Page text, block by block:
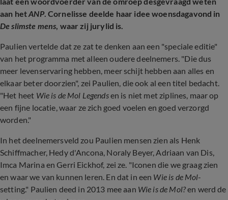
aan hetANP. Cornelisse deelde haar idee woensdagavond in
De slimste mens, waar zij jurylid is.
Paulien vertelde dat ze zat te denken aan een "speciale editie"
van het programma met alleen oudere deelnemers. "Die dus
meer levenservaring hebben, meer schijt hebben aan alles en
elkaar beter doorzien", zei Paulien, die ook al een titel bedacht.
"Het heet Wie is de Mol Legendsen is niet met ziplines, maar op
een fijne locatie, waar ze zich goed voelen en goed verzorgd
worden."
In het deelnemersveld zou Paulien mensen zien als Henk
Schiffmacher, Hedy d'Ancona, Noraly Beyer, Adriaan van Dis,
Imca Marina en Gerri Eickhof, zei ze. "Iconen die we graag zien
en waar we van kunnen leren. En dat in een Wie is de Mol-
setting." Paulien deed in 2013 mee aan Wie is de Mol?en werd de